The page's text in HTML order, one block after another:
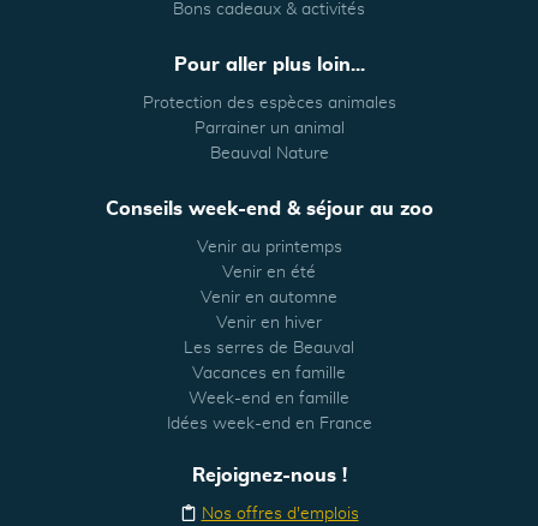
Bons cadeaux & activités
Pour aller plus loin...
Protection des espèces animales
Parrainer un animal
Beauval Nature
Conseils week-end & séjour au zoo
Venir au printemps
Venir en été
Venir en automne
Venir en hiver
Les serres de Beauval
Vacances en famille
Week-end en famille
Idées week-end en France
Rejoignez-nous !
Nos offres d'emplois